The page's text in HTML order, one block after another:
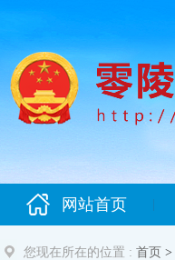
网站首页
您现在所在的位置 : 首页 >